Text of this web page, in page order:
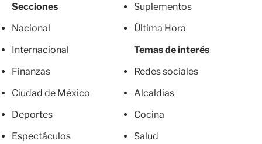
Secciones
Nacional
Internacional
Finanzas
Ciudad de México
Deportes
Espectáculos
Suplementos
Última Hora
Temas de interés
Redes sociales
Alcaldías
Cocina
Salud